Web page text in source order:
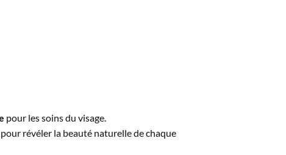
pour les soins du visage.
pour révéler la beauté naturelle de chaque